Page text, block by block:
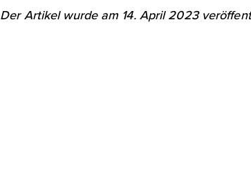
Der Artikel wurde am 14. April 2023